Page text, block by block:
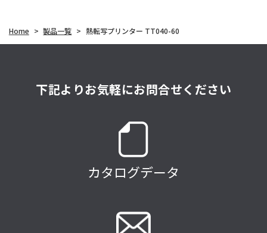
Home > 製品一覧 > 熱転写プリンター TT040-60
下記よりお気軽にお問合せください
カタログデータ